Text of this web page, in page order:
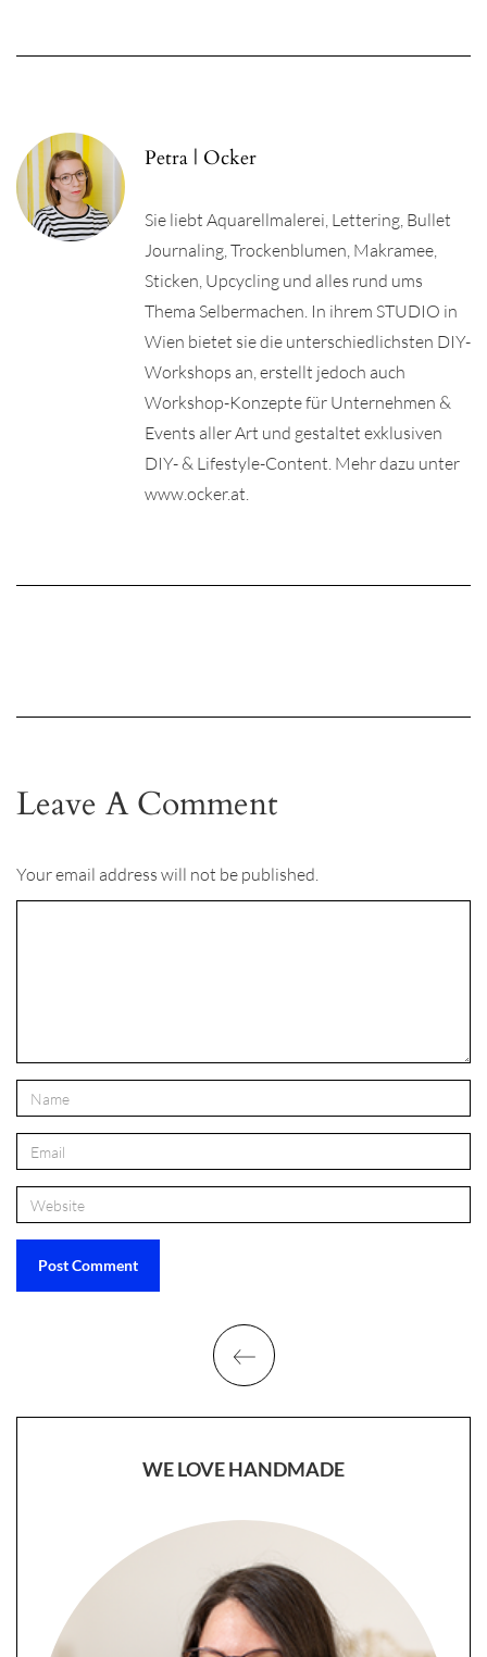
Petra | Ocker
Sie liebt Aquarellmalerei, Lettering, Bullet
Journaling, Trockenblumen, Makramee,
Sticken, Upcycling und alles rund ums
Thema Selbermachen. In ihrem STUDIO in
Wien bietet sie die unterschiedlichsten DIY-
Workshops an, erstellt jedoch auch
Workshop-Konzepte für Unternehmen &
Events aller Art und gestaltet exklusiven
DIY- & Lifestyle-Content. Mehr dazu unter
www.ocker.at.
Leave A Comment
Your email address will not be published.
WE LOVE HANDMADE